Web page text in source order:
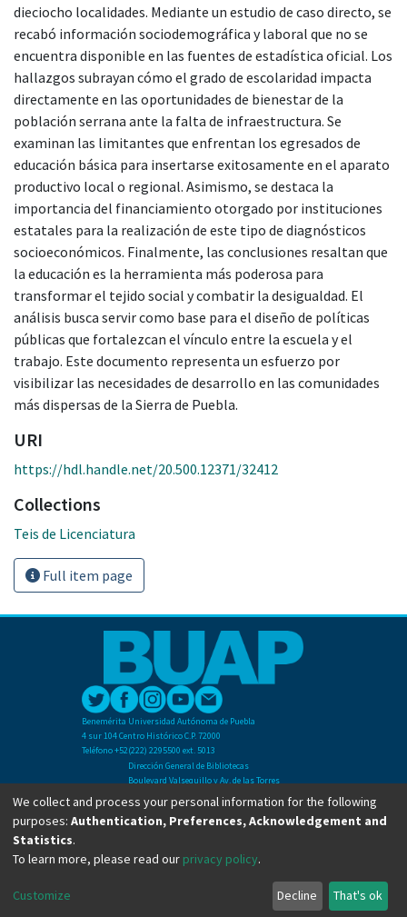
dieciocho localidades. Mediante un estudio de caso directo, se
recabó información sociodemográfica y laboral que no se
encuentra disponible en las fuentes de estadística oficial. Los
hallazgos subrayan cómo el grado de escolaridad impacta
directamente en las oportunidades de bienestar de la
población serrana ante la falta de infraestructura. Se
examinan las limitantes que enfrentan los egresados de
educación básica para insertarse exitosamente en el aparato
productivo local o regional. Asimismo, se destaca la
importancia del financiamiento otorgado por instituciones
estatales para la realización de este tipo de diagnósticos
socioeconómicos. Finalmente, las conclusiones resaltan que
la educación es la herramienta más poderosa para
transformar el tejido social y combatir la desigualdad. El
análisis busca servir como base para el diseño de políticas
públicas que fortalezcan el vínculo entre la escuela y el
trabajo. Este documento representa un esfuerzo por
visibilizar las necesidades de desarrollo en las comunidades
más dispersas de la Sierra de Puebla.
URI
https://hdl.handle.net/20.500.12371/32412
Collections
Teis de Licenciatura
Full item page
Benemérita Universidad Autónoma de Puebla
4 sur 104 Centro Histórico C.P. 72000
Teléfono +52(222) 2295500 ext. 5013
Dirección General de Bibliotecas
Boulevard Valsequillo y Av. de las Torres
Ciudad Universitaria. Col. San Manuel
C.P. 72570
Teléfono +52 (222) 2295500 Ext 2901
Copyright © Dirección General de Bibliotecas - BUAP 2024. All right reserved.
We collect and process your personal information for the following
purposes: Authentication, Preferences, Acknowledgement and
Statistics.
To learn more, please read our privacy policy.
Customize Decline That's ok